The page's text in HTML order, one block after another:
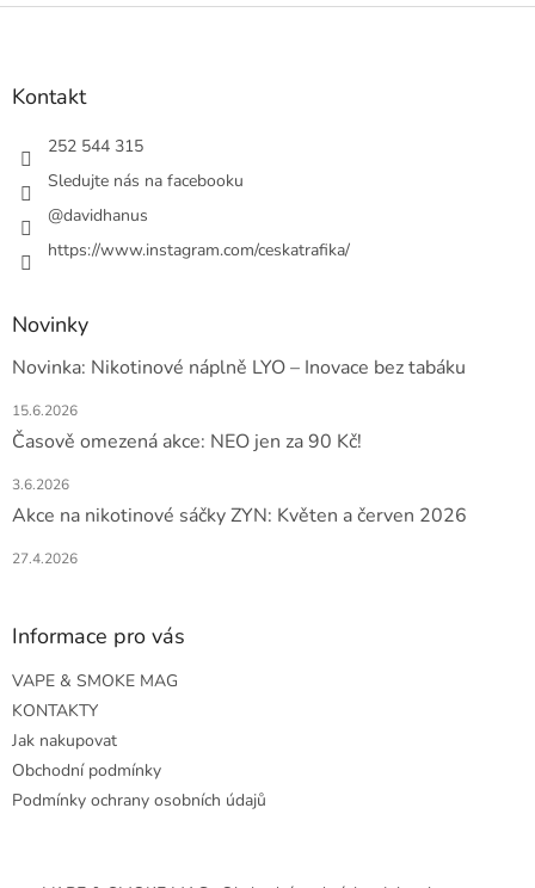
Z
Kontakt
252 544 315
Sledujte nás na facebooku
@davidhanus
https://www.instagram.com/ceskatrafika/
Novinky
Novinka: Nikotinové náplně LYO – Inovace bez tabáku
15.6.2026
Časově omezená akce: NEO jen za 90 Kč!
3.6.2026
Akce na nikotinové sáčky ZYN: Květen a červen 2026
27.4.2026
Informace pro vás
VAPE & SMOKE MAG
KONTAKTY
Jak nakupovat
Obchodní podmínky
Podmínky ochrany osobních údajů